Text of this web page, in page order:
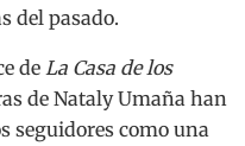
del pasado.
de La Casa de los
de Nataly Umaña han
seguidores como una